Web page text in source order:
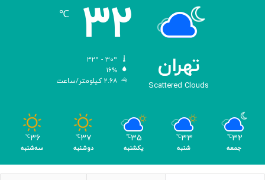
تهران
Scattered Clouds
۳۲ ℃
۱۶%
۲.۶۸ کیلومتر/ساعت
۳۲℃
جمعه
۳۳℃
شنبه
۳۵℃
یکشنبه
۳۷℃
دوشنبه
۳۶℃
سه‌شنبه